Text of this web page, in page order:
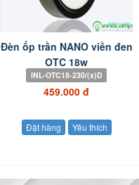
Đèn ốp trần NANO viền đen
OTC 18w
INL-OTC18-230/(x)D
459.000 đ
Đặt hàng Yêu thích